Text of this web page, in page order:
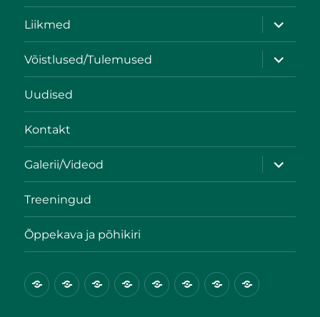
Liikmed
Võistlused/Tulemused
Uudised
Kontakt
Galerii/Videod
Treeningud
Õppekava ja põhikiri